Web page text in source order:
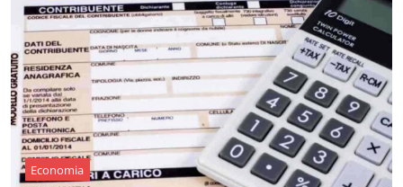
Economia